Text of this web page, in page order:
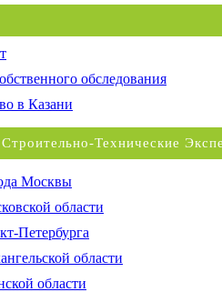
обследования
в Казани
Технические
Москвы
области
Петербурга
области
области